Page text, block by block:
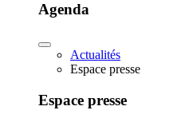
Agenda
Actualités
Espace presse
Espace presse